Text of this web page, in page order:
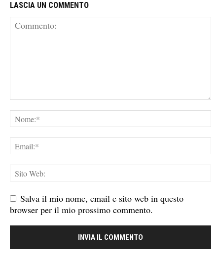
LASCIA UN COMMENTO
Salva il mio nome, email e sito web in questo
browser per il mio prossimo commento.